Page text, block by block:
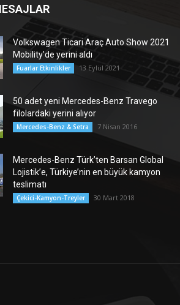
Volkswagen Ticari Araç Auto Show 2021
Mobility’de yerini aldı
Fuarlar Etkinlikler 13 Eylül 2021
50 adet yeni Mercedes-Benz Travego
filolardaki yerini alıyor
Mercedes-Benz & Setra 7 Nisan 2016
Mercedes-Benz Türk’ten Barsan Global
Lojistik’e, Türkiye’nin en büyük kamyon
teslimatı
Çekici-Kamyon-Treyler 30 Mart 2018